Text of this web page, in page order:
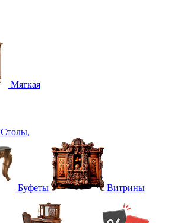
Мягкая
Столы,
Буфеты Витрины